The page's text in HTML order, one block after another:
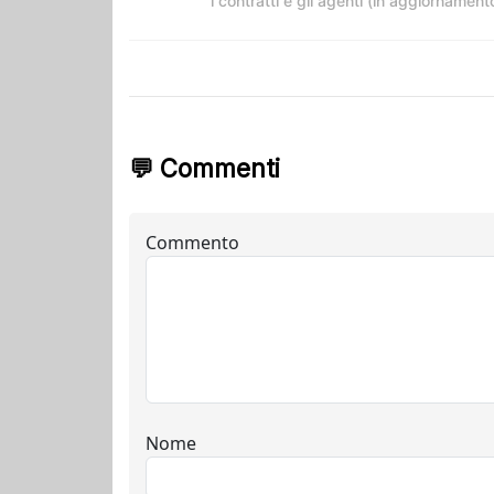
💬 Commenti